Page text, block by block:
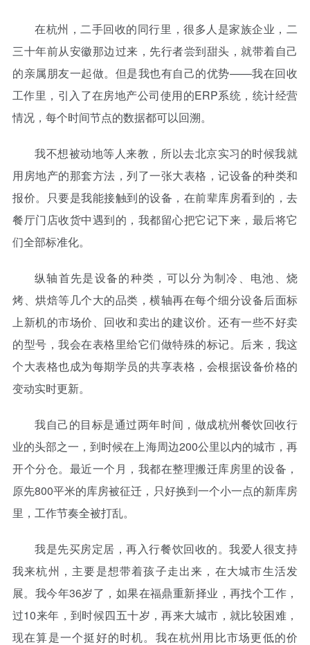
在杭州，二手回收的同行里，很多人是家族企业，二
三十年前从安徽那边过来，先行者尝到甜头，就带着自己
的亲属朋友一起做。但是我也有自己的优势——我在回收
工作里，引入了在房地产公司使用的ERP系统，统计经营
情况，每个时间节点的数据都可以回溯。
我不想被动地等人来教，所以去北京实习的时候我就
用房地产的那套方法，列了一张大表格，记设备的种类和
报价。只要是我能接触到的设备，在前辈库房看到的，去
餐厅门店收货中遇到的，我都留心把它记下来，最后将它
们全部标准化。
纵轴首先是设备的种类，可以分为制冷、电池、烧
烤、烘焙等几个大的品类，横轴再在每个细分设备后面标
上新机的市场价、回收和卖出的建议价。还有一些不好卖
的型号，我会在表格里给它们做特殊的标记。后来，我这
个大表格也成为每期学员的共享表格，会根据设备价格的
变动实时更新。
我自己的目标是通过两年时间，做成杭州餐饮回收行
业的头部之一，到时候在上海周边200公里以内的城市，再
开个分仓。最近一个月，我都在整理搬迁库房里的设备，
原先800平米的库房被征迁，只好换到一个小一点的新库房
里，工作节奏全被打乱。
我是先买房定居，再入行餐饮回收的。我爱人很支持
我来杭州，主要是想带着孩子走出来，在大城市生活发
展。我今年36岁了，如果在福鼎重新择业，再找个工作，
过10来年，到时候四五十岁，再来大城市，就比较困难，
现在算是一个挺好的时机。我在杭州用比市场更低的价